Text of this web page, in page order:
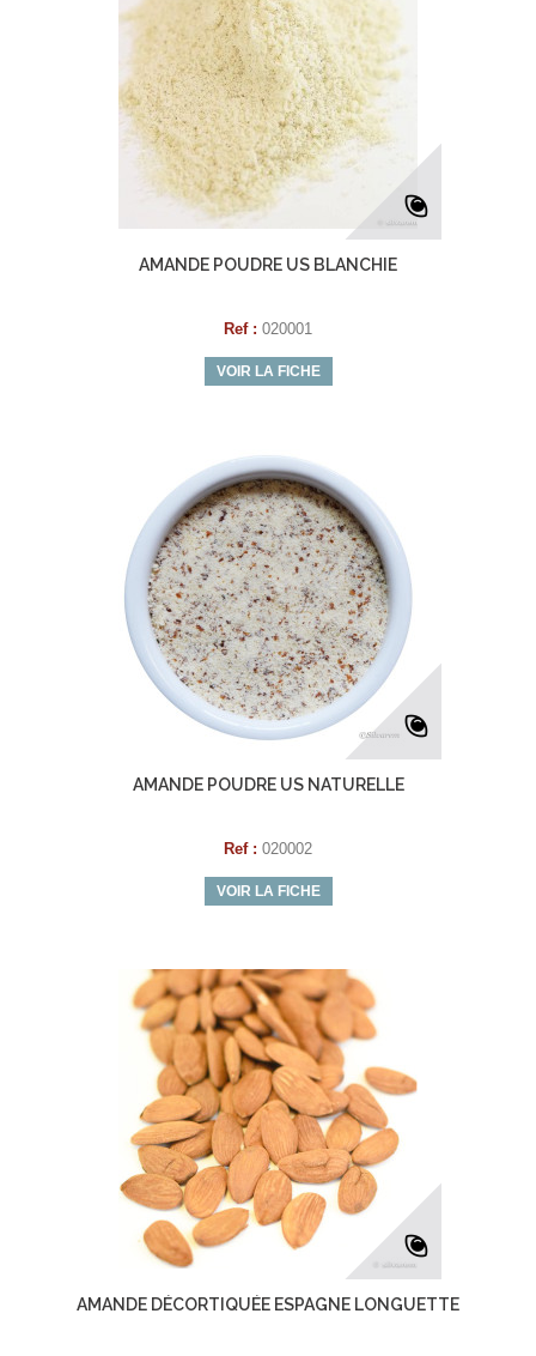
AMANDE POUDRE US BLANCHIE
Ref : 020001
VOIR LA FICHE
AMANDE POUDRE US NATURELLE
Ref : 020002
VOIR LA FICHE
AMANDE DÉCORTIQUÉE ESPAGNE LONGUETTE